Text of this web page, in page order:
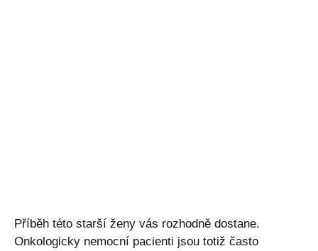
Příběh této starší ženy vás rozhodně dostane.
Onkologicky nemocní pacienti jsou totiž často